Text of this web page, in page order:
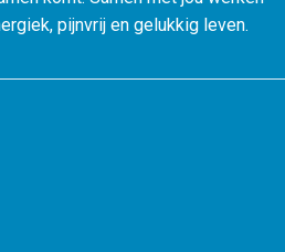
pijnvrij en gelukkig leven.